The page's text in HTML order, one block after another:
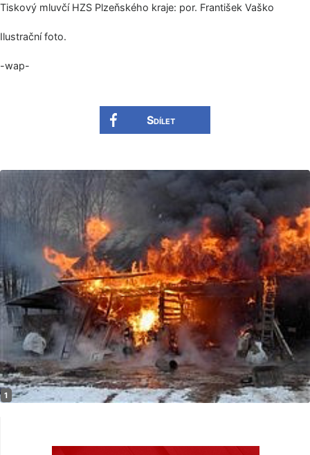
Tiskový mluvčí HZS Plzeňského kraje: por. František Vaško
Ilustrační foto.
-wap-
Sdílet